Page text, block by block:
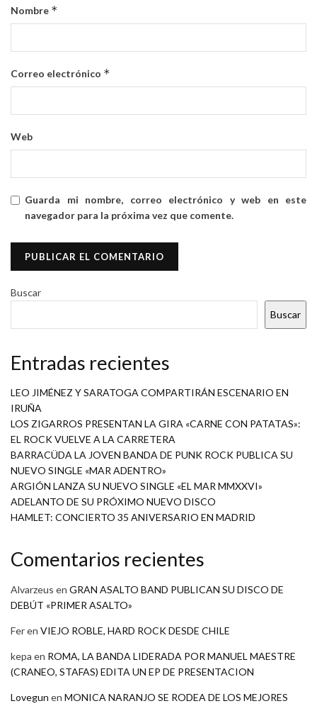
Nombre *
Correo electrónico *
Web
Guarda mi nombre, correo electrónico y web en este
navegador para la próxima vez que comente.
Buscar
Buscar
Entradas recientes
LEO JIMÉNEZ Y SARATOGA COMPARTIRÁN ESCENARIO EN
IRUÑA
LOS ZIGARROS PRESENTAN LA GIRA «CARNE CON PATATAS»:
EL ROCK VUELVE A LA CARRETERA
BARRACÜDA LA JOVEN BANDA DE PUNK ROCK PUBLICA SU
NUEVO SINGLE «MAR ADENTRO»
ARGIÓN LANZA SU NUEVO SINGLE «EL MAR MMXXVI»
ADELANTO DE SU PRÓXIMO NUEVO DISCO
HAMLET: CONCIERTO 35 ANIVERSARIO EN MADRID
Comentarios recientes
Alvarzeus en GRAN ASALTO BAND PUBLICAN SU DISCO DE
DEBÚT «PRIMER ASALTO»
Feren VIEJO ROBLE, HARD ROCK DESDE CHILE
kepa en ROMA, LA BANDA LIDERADA POR MANUEL MAESTRE
(CRANEO, STAFAS) EDITA UN EP DE PRESENTACION
Lovegun en MONICA NARANJO SE RODEA DE LOS MEJORES